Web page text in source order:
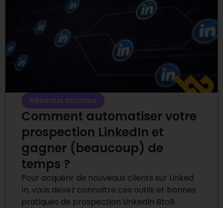
Réseaux sociaux
Comment automatiser votre
prospection LinkedIn et
gagner (beaucoup) de
temps ?
Pour acquérir de nouveaux clients sur Linked
In, vous devez connaître ces outils et bonnes
pratiques de prospection LinkedIn BtoB.